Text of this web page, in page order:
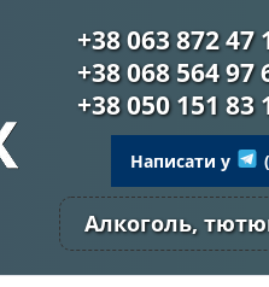
+38 063 872 47
+38 068 564 97
+38 050 151 83
Написати у
Алкоголь,